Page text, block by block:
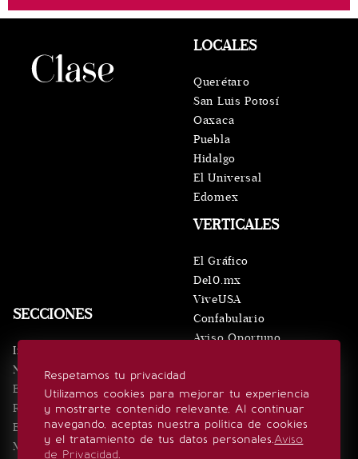
Respetamos tu privacidad
Utilizamos cookies para mejorar tu experiencia
y mostrarte contenido relevante. Al continuar
navegando, aceptas nuestra política de cookies
y el tratamiento de tus datos personales.Aviso
de Privacidad.
SECCIONES
Inicio
Noticias
Eventos
Realeza
Estilo de vida
Minuto x Minuto
VERTICALES
El Gráfico
De10.mx
ViveUSA
Confabulario
Aviso Oportuno
LOCALES
Querétaro
San Luis Potosí
Oaxaca
Puebla
Hidalgo
El Universal
Edomex
SÍGUENOS